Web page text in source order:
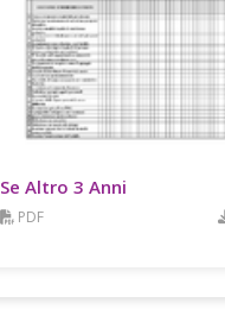
Se Altro 3 Anni
PDF